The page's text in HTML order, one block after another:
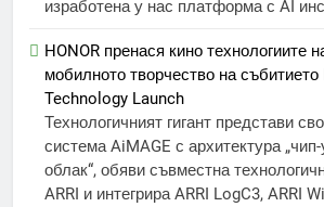
изработена у нас платформа с AI
HONOR пренася кино технологиите
мобилното творчество на
Technology Launch
Технологичният гигант представи
система AiMAGE с архитектура
облак“, обяви съвместна
ARRI и интегрира ARRI LogC3, ARRI